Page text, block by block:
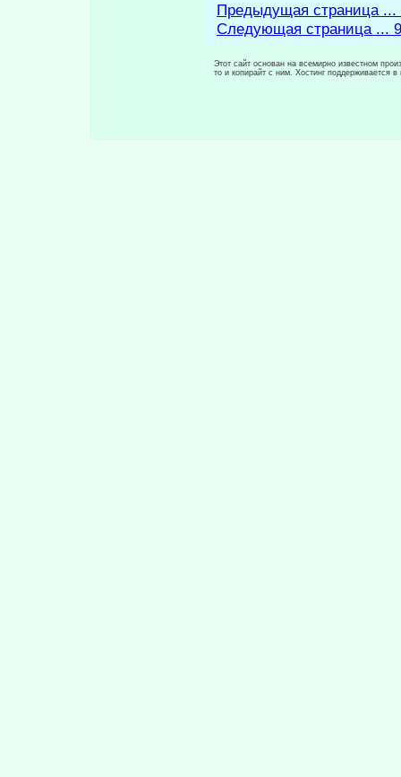
Предыдущая страница ...
Следующая страница ...
Этот сайт основан на всемирно известном
то и копирайт с ним. Хостинг поддерживается